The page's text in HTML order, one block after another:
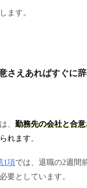
ます。
さえあればすぐに
、 勤務先の会社と合
れます。
1項では、退職の2週間
要としています。